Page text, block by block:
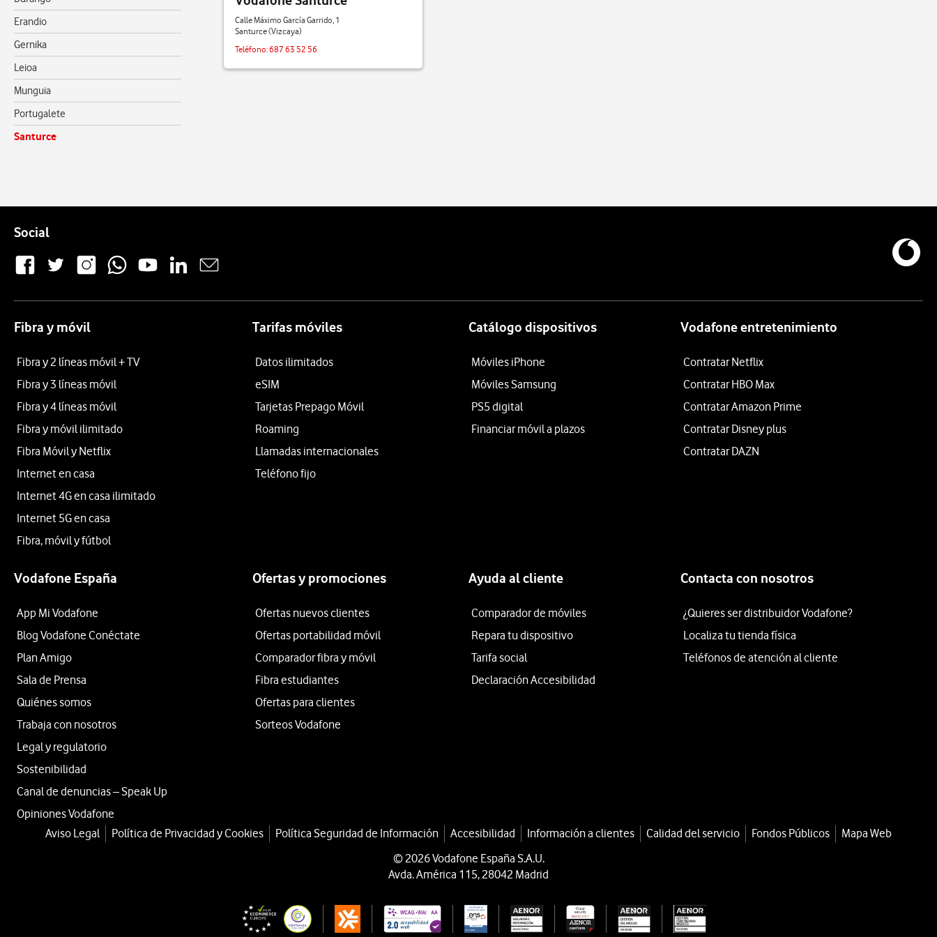
Erandio
Gernika
Leioa
Munguia
Portugalete
Santurce
Calle Máximo García Garrido, 1
Santurce (Vizcaya)
Teléfono:687 63 52 56
SocialEnlaces a las redes sociales de Vodafone
Fibra y móvil
Fibra y 2 líneas móvil + TV
Fibra y 3 líneas móvil
Fibra y 4 líneas móvil
Fibra y móvil ilimitado
Fibra Móvil y Netflix
Internet en casa
Internet 4G en casa ilimitado
Internet 5G en casa
Fibra, móvil y fútbol
Tarifas móviles
Datos ilimitados
eSIM
Tarjetas Prepago Móvil
Roaming
Llamadas internacionales
Teléfono fijo
Catálogo dispositivos
Móviles iPhone
Móviles Samsung
PS5 digital
Financiar móvil a plazos
Vodafone entretenimiento
Contratar Netflix
Contratar HBO Max
Contratar Amazon Prime
Contratar Disney plus
Contratar DAZN
Vodafone España
App Mi Vodafone
Blog Vodafone Conéctate
Plan Amigo
Sala de Prensa
Quiénes somos
Trabaja con nosotros
Legal y regulatorio
Sostenibilidad
Canal de denuncias – Speak Up
Opiniones Vodafone
Ofertas y promociones
Ofertas nuevos clientes
Ofertas portabilidad móvil
Comparador fibra y móvil
Fibra estudiantes
Ofertas para clientes
Sorteos Vodafone
Ayuda al cliente
Comparador de móviles
Repara tu dispositivo
Tarifa social
Declaración Accesibilidad
Contacta con nosotros
¿Quieres ser distribuidor Vodafone?
Localiza tu tienda física
Teléfonos de atención al cliente
Aviso Legal Política de Privacidad y Cookies Política Seguridad de Información Accesibilidad Información a clientes Calidad del servicio Fondos Públicos
Mapa Web
© 2026 Vodafone España S.A.U.
Avda. América 115, 28042 Madrid